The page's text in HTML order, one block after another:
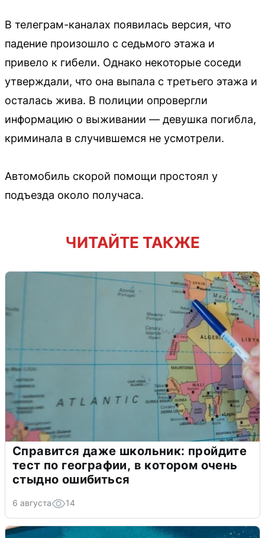
В телеграм-каналах появилась версия, что
падение произошло с седьмого этажа и
привело к гибели. Однако некоторые соседи
утверждали, что она выпала с третьего этажа и
осталась жива. В полиции опровергли
информацию о выживании — девушка погибла,
криминала в случившемся не усмотрели.
Автомобиль скорой помощи простоял у
подъезда около получаса.
ЧИТАЙТЕ ТАКЖЕ
Справится даже школьник: пройдите
тест по географии, в котором очень
стыдно ошибиться
6 августа 14